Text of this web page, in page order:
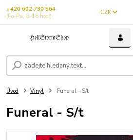
CZK
+420 602 730 564
(Po-Pá, 8-16 hod.)
Úvod Vinyl Funeral - S/t
Funeral - S/t